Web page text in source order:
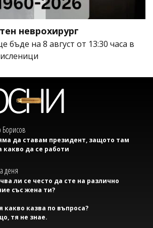
неврохирург
бъде на 8 август от 13:30 часа в
Борисов
да ставам президент, защото там
какво да се работи
деня
ли се често да сте на различно
със жена ти?
какво казва по въпроса?
тя не знае.